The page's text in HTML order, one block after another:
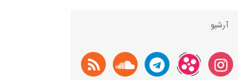
آرشیو